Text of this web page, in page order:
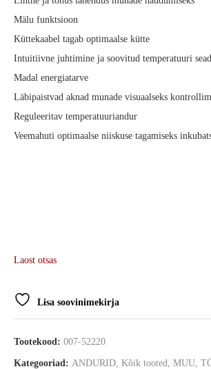
Mälu funktsioon
Küttekaabel tagab optimaalse kütte
Intuitiivne juhtimine ja soovitud temperatuuri
Madal energiatarve
Läbipaistvad aknad munade visuaalseks
Reguleeritav temperatuuriandur
Veemahuti optimaalse niiskuse tagamiseks
Laost otsas
Lisa soovinimekirja
Tootekood: 007-52220
Kategooriad: ANDURID Kõik tooted MUU